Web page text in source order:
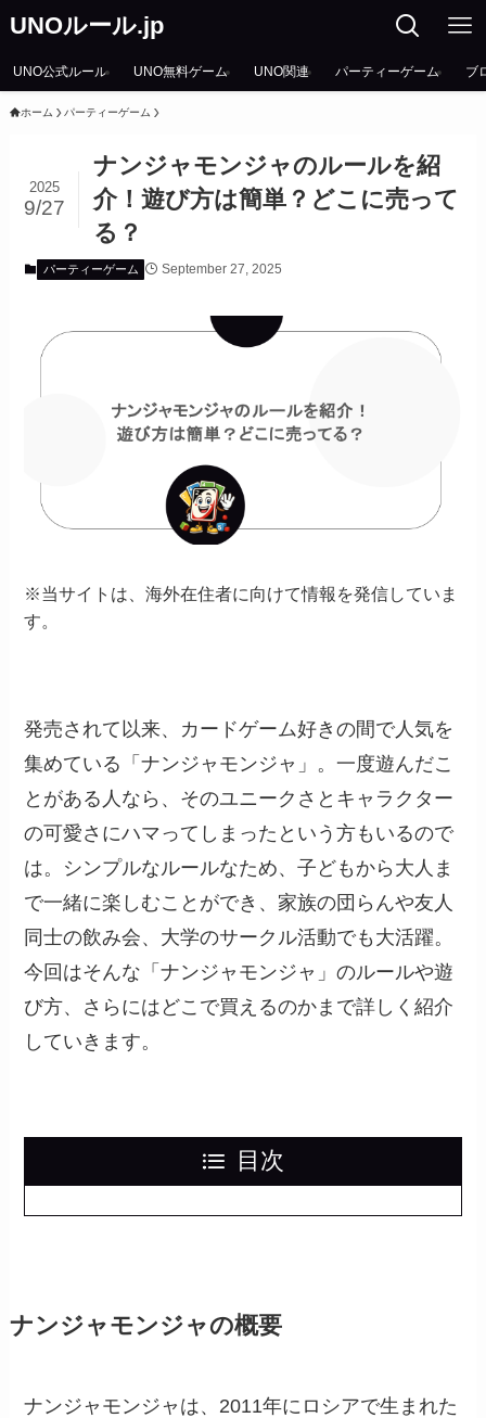
UNOルール.jp
UNO公式ルール UNO無料ゲーム UNO関連 パーティーゲーム ブ
ホーム パーティーゲーム
ナンジャモンジャのルールを紹
介！遊び方は簡単？どこに売って
る？
2025
9/27
パーティーゲーム September 27, 2025
※当サイトは、海外在住者に向けて情報を発信していま
す。
発売されて以来、カードゲーム好きの間で人気を
集めている「ナンジャモンジャ」。一度遊んだこ
とがある人なら、そのユニークさとキャラクター
の可愛さにハマってしまったという方もいるので
は。シンプルなルールなため、子どもから大人ま
で一緒に楽しむことができ、家族の団らんや友人
同士の飲み会、大学のサークル活動でも大活躍。
今回はそんな「ナンジャモンジャ」のルールや遊
び方、さらにはどこで買えるのかまで詳しく紹介
していきます。
目次
ナンジャモンジャの概要
ナンジャモンジャは、2011年にロシアで生まれた